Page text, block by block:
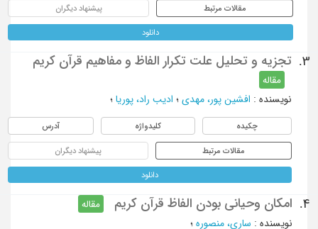
مقالات مرتبط پیشنهاد دیگران
دانلود
3. تجزیه و تحلیل علت تکرار الفاظ و مفاهیم قرآن کریم
مقاله
نویسنده: افشین پور، مهدی؛ اديب راد، پوريا؛
چکیده کلیدواژه آدرس
مقالات مرتبط پیشنهاد دیگران
دانلود
4. امکان وحیانی بودن الفاظ قرآن کریم
مقاله
نویسنده: ساری، منصوره؛